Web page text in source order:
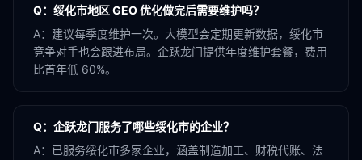
Q： 绥化市地区 GEO 优化做完后需要维护吗？
A： 建议每季度维护一次。大模型会定期更新数据，绥化市
竞争对手也会跟进布局。企跃龙门提供年度维护套餐，费用
比首年低 60%。
Q： 企跃龙门服务了哪些绥化市的企业？
A： 已服务绥化市多家企业，涵盖制造加工、财税代账、法